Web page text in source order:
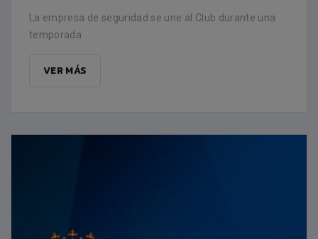
La empresa de seguridad se une al Club durante una
temporada
VER MÁS